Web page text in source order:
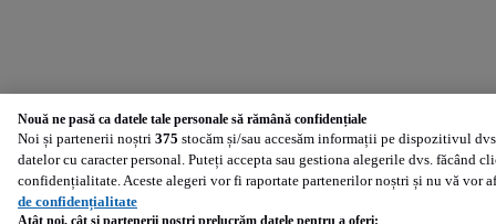
Nouă ne pasă ca datele tale personale să rămână confidențiale
Noi și partenerii noștri 375 stocăm și/sau accesăm informații pe dispozitivul
datelor cu caracter personal. Puteți accepta sau gestiona alegerile dvs. făcând
confidențialitate. Aceste alegeri vor fi raportate partenerilor noștri și nu vă vor
de confidențialitate
Atât noi, cât și partenerii noștri prelucrăm datele pentru a oferi: